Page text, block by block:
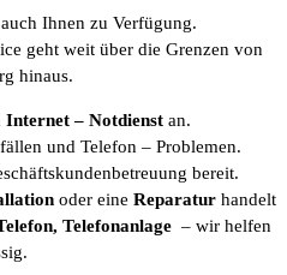
Ihnen zu Verfügung.
geht weit über die Grenzen von
hinaus.
Internet– Notdienst an.
und Telefon – Problemen.
bereit.
oder eine Reparatur handelt
Telefonanlage – wir helfen